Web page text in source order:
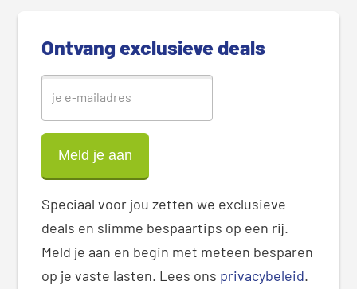
Ontvang exclusieve deals
Speciaal voor jou zetten we exclusieve
deals en slimme bespaartips op een rij.
Meld je aan en begin met meteen besparen
op je vaste lasten. Lees ons privacybeleid.